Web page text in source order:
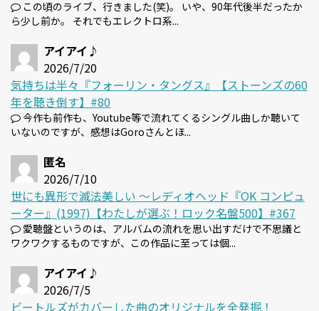
この頃のライブ、行きました(笑)。 いや、90年代後半だったか
ら少し前か。 それでもエレクトロ系...
アイアイ♪
2026/7/20
気持ちは半々『フォーリン・タングス』【ストーンズの60
年を聴き倒す】#80
今作も前作も、Youtube等で流れてくるシングル曲しか聴いて
いないのですが、感想はGoroさんとほ...
匿名
2026/7/10
世にも異形で滅法美しい 〜レディオヘッド『OK コンピュ
ーター』(1997)【わたしが選ぶ！ロック名盤500】#367
愛聴盤というのは、アルバムの流れを思い出すだけで不思議と
ワクワクするものですが、この作品に至っては個...
アイアイ♪
2026/7/5
ビートルズがカバーした曲のオリジナルを全発掘！